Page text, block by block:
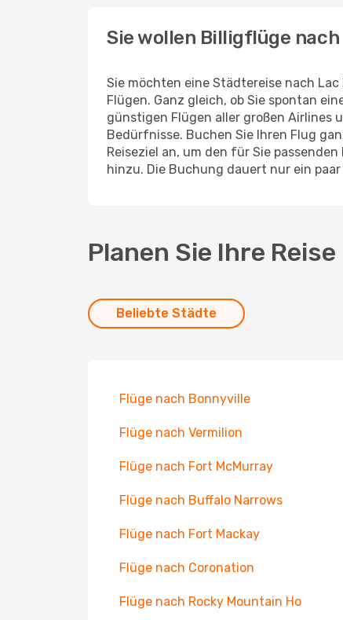
Sie wollen Billigflüge
Sie möchten eine Städtereise nach
Flügen. Ganz gleich, ob Sie spontan
günstigen Flügen aller großen Airlines
Bedürfnisse. Buchen Sie Ihren Flug
Reiseziel an, um den für Sie
hinzu. Die Buchung dauert nur ein
Planen Sie Ihre Reise
Beliebte Städte
Flüge nach Bonnyville
Flüge nach Vermilion
Flüge nach Fort McMurray
Flüge nach Buffalo Narrows
Flüge nach Fort Mackay
Flüge nach Coronation
Flüge nach Rocky Mountain Ho